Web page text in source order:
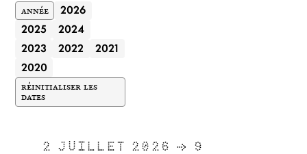
ANNÉE
2026
2025
2024
2023
2022
2021
2020
RÉINITIALISER LES
DATES
2 JUILLET 2026 → 9